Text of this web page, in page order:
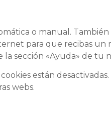
o manual.
para que recibas un
sección «Ayuda» de tu
están desactivadas.
webs.